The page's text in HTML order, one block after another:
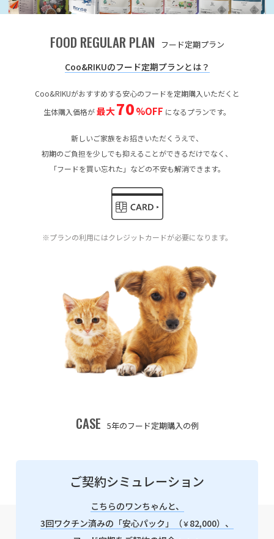
FOOD REGULAR PLAN フード定期プラン
Coo&RIKUのフード定期プランとは？
Coo&RIKUがおすすめする安心のフードを定期購入いただくと
生体購入価格が最大70%OFF になるプランです。
新しいご家族をお招きいただくうえで、
初期のご負担を少しでも抑えることができるだけでなく、
「フードを買い忘れた」などの不安も解消できます。
※プランの利用にはクレジットカードが必要になります。
CASE 5年のフード定期購入の例
ご契約シミュレーション
こちらのワンちゃんと、
3回ワクチン済みの「安心パック」（￥82,000）、